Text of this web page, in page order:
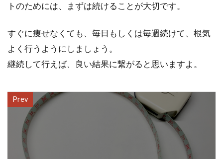
トのためには、まずは続けることが大切です。
すぐに痩せなくても、毎日もしくは毎週続けて、根気
よく行うようにしましょう。
継続して行えば、良い結果に繋がると思いますよ。
Prev